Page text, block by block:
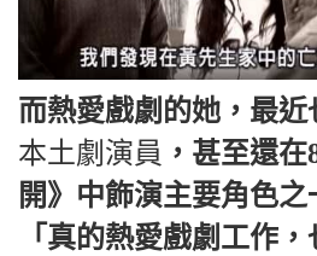
而熱愛戲劇的她，最近
本土劇演員 ，甚至還
開》中飾演主要角色之
「真的熱愛戲劇工作